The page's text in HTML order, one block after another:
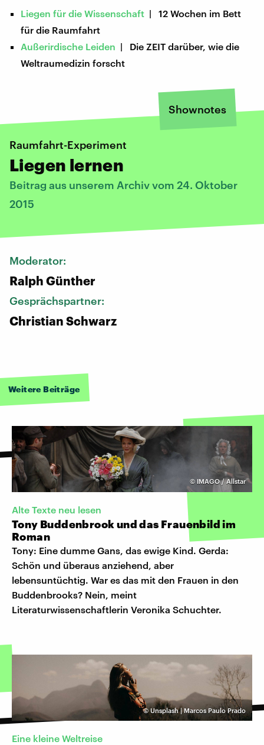
Liegen für die Wissenschaft | 12 Wochen im Bett
für die Raumfahrt
Außerirdische Leiden | Die ZEIT darüber, wie die
Weltraumedizin forscht
Shownotes
Raumfahrt-Experiment
Liegen lernen
Beitrag aus unserem Archiv vom 24. Oktober
2015
Moderator:
Ralph Günther
Gesprächspartner:
Christian Schwarz
Weitere Beiträge
© IMAGO / Allstar
Alte Texte neu lesen
Tony Buddenbrook und das Frauenbild im
Roman
Tony: Eine dumme Gans, das ewige Kind. Gerda:
Schön und überaus anziehend, aber
lebensuntüchtig. War es das mit den Frauen in den
Buddenbrooks? Nein, meint
Literaturwissenschaftlerin Veronika Schuchter.
© Unsplash | Marcos Paulo Prado
Eine kleine Weltreise